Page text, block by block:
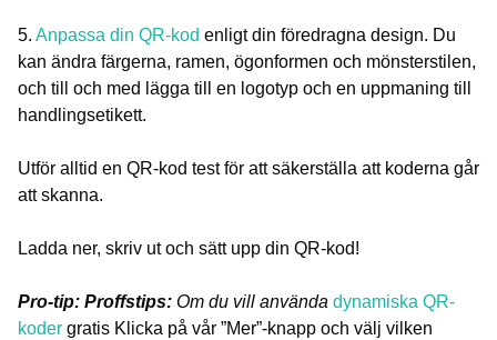
5. Anpassa din QR-kod enligt din föredragna design. Du
kan ändra färgerna, ramen, ögonformen och mönsterstilen,
och till och med lägga till en logotyp och en uppmaning till
handlingsetikett.
Utför alltid en QR-kod test för att säkerställa att koderna går
att skanna.
Ladda ner, skriv ut och sätt upp din QR-kod!
Pro-tip: Proffstips: Om du vill använda dynamiska QR-
koder gratis Klicka på vår ”Mer”-knapp och välj vilken